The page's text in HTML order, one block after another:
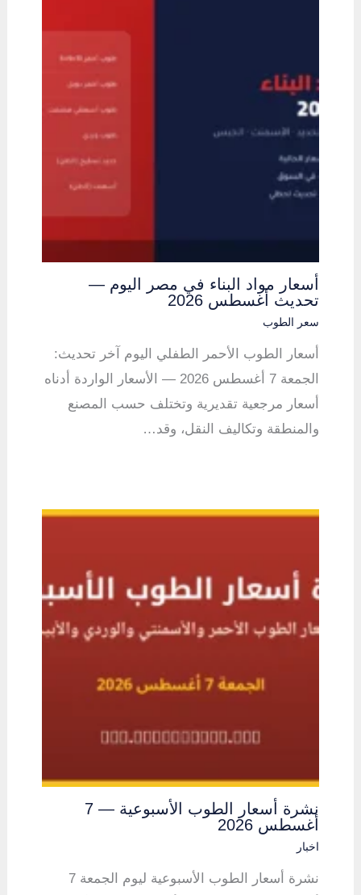
أسعار مواد البناء في مصر اليوم —
تحديث أغسطس 2026
سعر الطوب
أسعار الطوب الأحمر الطفلي اليوم آخر تحديث:
الجمعة 7 أغسطس 2026 — الأسعار الواردة أدناه
أسعار مرجعية تقديرية وتختلف حسب المصنع
والمنطقة وتكاليف النقل، وقد…
نشرة أسعار الطوب الأسبوعية — 7
أغسطس 2026
اخبار
نشرة أسعار الطوب الأسبوعية ليوم الجمعة 7